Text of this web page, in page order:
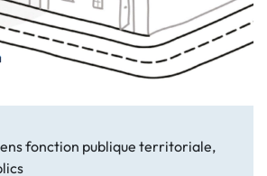
fonction publique territoriale,